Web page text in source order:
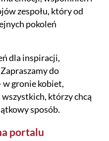
zespołu, który od
pokoleń
dla inspiracji,
do
gronie kobiet,
wszystkich, którzy chcą
sposób.
portalu